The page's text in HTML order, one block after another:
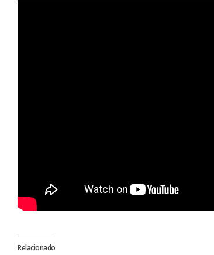
Relacionado